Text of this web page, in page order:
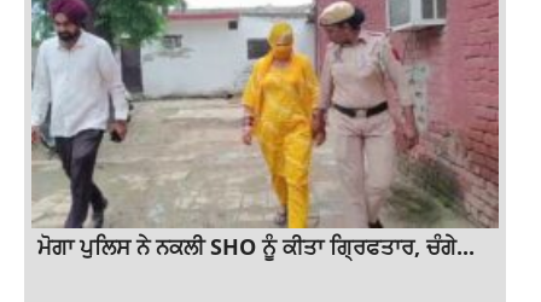
ਮੋਗਾ ਪੁਲਿਸ ਨੇ ਨਕਲੀ SHO ਨੂੰ ਕੀਤਾ ਗ੍ਰਿਫਤਾਰ, ਚੰਗੇ...